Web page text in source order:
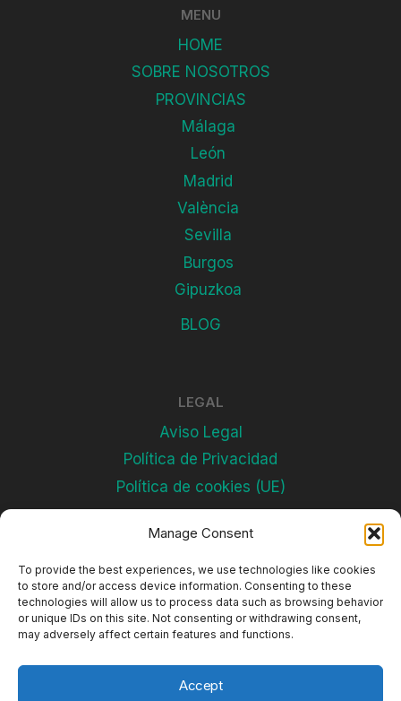
Manage Consent
To provide the best experiences, we use technologies like cookies
to store and/or access device information. Consenting to these
technologies will allow us to process data such as browsing behavior
or unique IDs on this site. Not consenting or withdrawing consent,
may adversely affect certain features and functions.
Accept
MENU
HOME
SOBRE NOSOTROS
PROVINCIAS
Málaga
León
Madrid
València
Sevilla
Burgos
Gipuzkoa
BLOG
LEGAL
Aviso Legal
Política de Privacidad
Política de cookies (UE)
Subscríbete